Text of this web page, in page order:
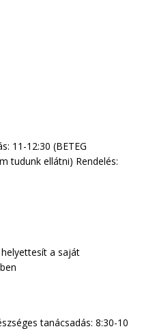
11-12:30 (BETEG
tudunk ellátni) Rendelés:
helyettesít a saját
tanácsadás: 8:30-10